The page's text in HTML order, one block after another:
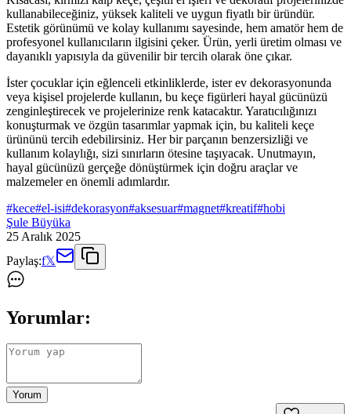
kullanabileceğiniz, yüksek kaliteli ve uygun fiyatlı bir üründür.
Estetik görünümü ve kolay kullanımı sayesinde, hem amatör hem de
profesyonel kullanıcıların ilgisini çeker. Ürün, yerli üretim olması ve
dayanıklı yapısıyla da güvenilir bir tercih olarak öne çıkar.
İster çocuklar için eğlenceli etkinliklerde, ister ev dekorasyonunda
veya kişisel projelerde kullanın, bu keçe figürleri hayal gücünüzü
zenginleştirecek ve projelerinize renk katacaktır. Yaratıcılığınızı
konuşturmak ve özgün tasarımlar yapmak için, bu kaliteli keçe
ürününü tercih edebilirsiniz. Her bir parçanın benzersizliği ve
kullanım kolaylığı, sizi sınırların ötesine taşıyacak. Unutmayın,
hayal gücünüzü gerçeğe dönüştürmek için doğru araçlar ve
malzemeler en önemli adımlardır.
#kece#el-isi#dekorasyon#aksesuar#magnet#kreatif#hobi
Şule Büyüka
25 Aralık 2025
Paylaş:f𝕏
Yorumlar:
Yorum